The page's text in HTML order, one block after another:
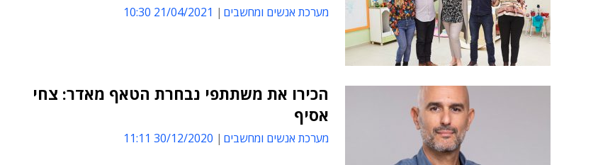
מערכת אנשים ומחשבים 21/04/2021 10:30
הכירו את משתתפי נבחרת הטאף מאדר: צחי
אסיף
מערכת אנשים ומחשבים 30/12/2020 11:11